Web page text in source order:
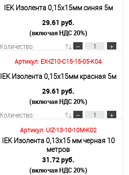
В корзину
Подробнее
IEK Изолента 0,15х15мм синяя 5м
29.61 руб.
(включая НДС 20%)
Количество:
В корзину
Подробнее
Артикул: EX-IZ10-C15-15-05-K04
IEK Изолента 0,15х15мм красная 5м
29.61 руб.
(включая НДС 20%)
Количество:
В корзину
Подробнее
Артикул: UIZ-13-10-10M-K02
IEK Изолента 0,13х15 мм черная 10
метров
31.72 руб.
(включая НДС 20%)